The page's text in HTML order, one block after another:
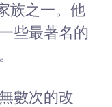
族之一。他
些最著名的
數次的改